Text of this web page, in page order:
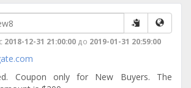
2018-12-31 21:00:00 до 2019-01-31 20:59:00
Coupon only for New Buyers. The